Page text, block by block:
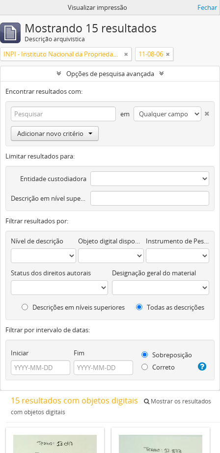
Visualizar impressão Fechar
Mostrando 15 resultados
Descrição arquivística
INPI - Instituto Nacional da Propriedade Industrial 11-08-06
Opções de pesquisa avançada
Encontrar resultados com:
em
Adicionar novo critério
Limitar resultados para:
Entidade custodiadora
Descrição em nível superior
Filtrar resultados por:
Nível de descrição Objeto digital disponível Instrumento de Pesquisa
Status dos direitos autorais Designação geral do material
Descrições em níveis superiores Todas as descrições
Filtrar por intervalo de datas:
Iniciar Fim
Sobreposição
Correto
15 resultados com objetos digitais
Mostrar os resultados
com objetos digitais